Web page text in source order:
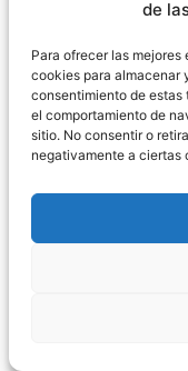
de
Para ofrecer las
cookies para almacenar
consentimiento de estas
el comportamiento de
sitio. No consentir o
negativamente a
Penal reconoce
atenuantes, su
de la pena
Factores como la
del
del tribunal. Un
mejora
no constituye